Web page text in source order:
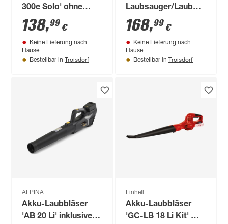
300e Solo' ohne
Akku und Ladegerät
138,99 €
Keine Lieferung nach
Hause
Bestellbar in Troisdorf
Laubsauger/Laubbläser
'VS 100e Solo' ohne
Akku und Ladegerät
168,99 €
Keine Lieferung nach
Hause
Bestellbar in Troisdorf
ALPINA_
Akku-Laubbläser
'AB 20 Li' inklusive
Einhell
Akku-Laubbläser
'GC-LB 18 Li Kit' mit